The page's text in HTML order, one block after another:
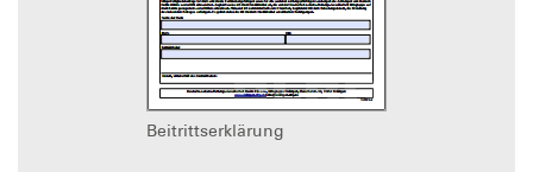
Beitrittserklärung